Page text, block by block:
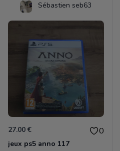
Sébastien seb63
27.00 € 0
jeux ps5 anno 117